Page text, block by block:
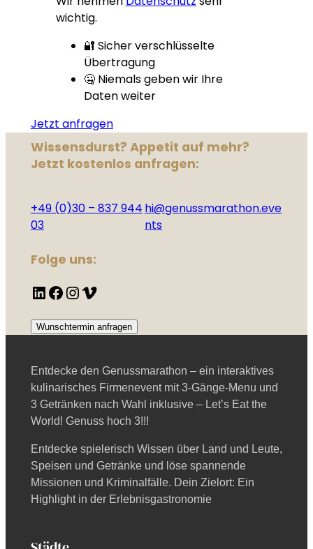
wichtig.
🔐 Sicher verschlüsselte
Übertragung
🤐 Niemals geben wir Ihre
Daten weiter
Jetzt anfragen
Wissensdurst? Appetit auf mehr?
Jetzt kostenlos anfragen:
+49 (0)30 – 837 944
03
hi@genussmarathon.eve
nts
Folge uns:
LinkedIn Facebook InstagramVimeo
Wunschtermin anfragen
Entdecke den Genussmarathon – ein interaktives
kulinarisches Firmenevent mit 3-Gänge-Menu und
3 Getränken nach Wahl inklusive – Let’s Eat the
World! Genuss hoch 3!!!
Entdecke spielerisch Wissen über Land und Leute,
Speisen und Getränke und löse spannende
Missionen und Kriminalfälle. Dein Zielort: Ein
Highlight in der Erlebnisgastronomie